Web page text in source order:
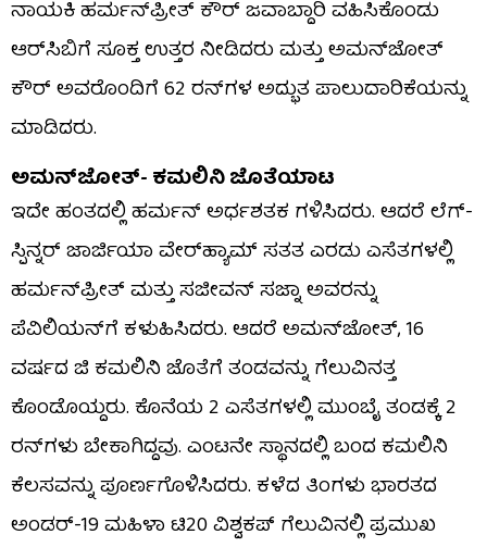
ನಾಯಕಿ ಹರ್ಮನ್‌ಪ್ರೀತ್ ಕೌರ್ ಜವಾಬ್ದಾರಿ ವಹಿಸಿಕೊಂಡು
ಆರ್‌ಸಿಬಿಗೆ ಸೂಕ್ತ ಉತ್ತರ ನೀಡಿದರು ಮತ್ತು ಅಮನ್‌ಜೋತ್
ಕೌರ್ ಅವರೊಂದಿಗೆ 62 ರನ್‌ಗಳ ಅದ್ಭುತ ಪಾಲುದಾರಿಕೆಯನ್ನು
ಮಾಡಿದರು.
ಅಮನ್‌ಜೋತ್- ಕಮಲಿನಿ ಜೊತೆಯಾಟ
ಇದೇ ಹಂತದಲ್ಲಿ ಹರ್ಮನ್ ಅರ್ಧಶತಕ ಗಳಿಸಿದರು. ಆದರೆ ಲೆಗ್-
ಸ್ಪಿನ್ನರ್ ಜಾರ್ಜಿಯಾ ವೇರ್‌ಹ್ಯಾಮ್ ಸತತ ಎರಡು ಎಸೆತಗಳಲ್ಲಿ
ಹರ್ಮನ್‌ಪ್ರೀತ್ ಮತ್ತು ಸಜೀವನ್ ಸಜ್ನಾ ಅವರನ್ನು
ಪೆವಿಲಿಯನ್‌ಗೆ ಕಳುಹಿಸಿದರು. ಆದರೆ ಅಮನ್‌ಜೋತ್, 16
ವರ್ಷದ ಜಿ ಕಮಲಿನಿ ಜೊತೆಗೆ ತಂಡವನ್ನು ಗೆಲುವಿನತ್ತ
ಕೊಂಡೊಯ್ದರು. ಕೊನೆಯ 2 ಎಸೆತಗಳಲ್ಲಿ ಮುಂಬೈ ತಂಡಕ್ಕೆ 2
ರನ್‌ಗಳು ಬೇಕಾಗಿದ್ದವು. ಎಂಟನೇ ಸ್ಥಾನದಲ್ಲಿ ಬಂದ ಕಮಲಿನಿ
ಕೆಲಸವನ್ನು ಪೂರ್ಣಗೊಳಿಸಿದರು. ಕಳೆದ ತಿಂಗಳು ಭಾರತದ
ಅಂಡರ್-19 ಮಹಿಳಾ ಟಿ20 ವಿಶ್ವಕಪ್ ಗೆಲುವಿನಲ್ಲಿ ಪ್ರಮುಖ